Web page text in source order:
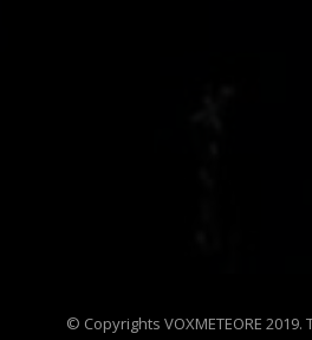
© Copyrights VOXMETEORE